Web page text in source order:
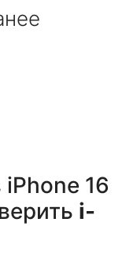
iPhone 16
i-